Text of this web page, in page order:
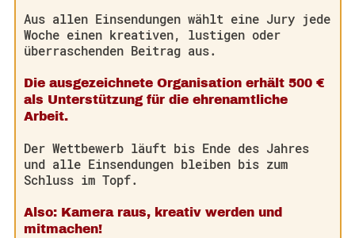
Aus allen Einsendungen wählt eine Jury jede
Woche einen kreativen, lustigen oder
überraschenden Beitrag aus.
Die ausgezeichnete Organisation erhält 500 €
als Unterstützung für die ehrenamtliche
Arbeit.
Der Wettbewerb läuft bis Ende des Jahres
und alle Einsendungen bleiben bis zum
Schluss im Topf.
Also: Kamera raus, kreativ werden und
mitmachen!